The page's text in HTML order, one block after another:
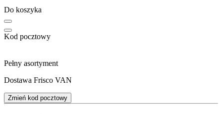
Do koszyka
Kod pocztowy
Pełny asortyment
Dostawa Frisco VAN
Zmień kod pocztowy